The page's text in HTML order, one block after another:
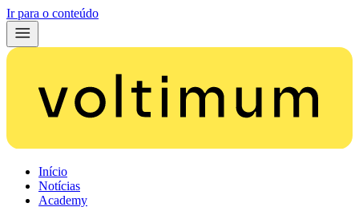
Ir para o conteúdo
Início
Notícias
Academy